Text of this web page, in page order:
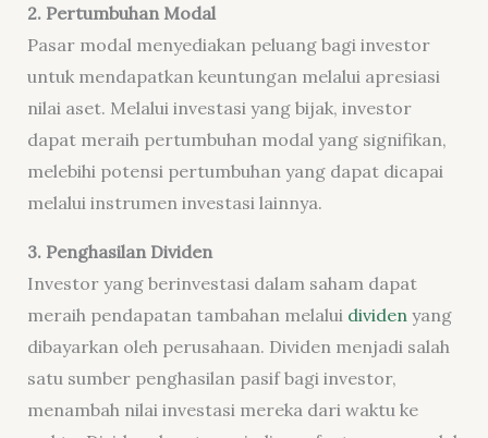
2. Pertumbuhan Modal
Pasar modal menyediakan peluang bagi investor
untuk mendapatkan keuntungan melalui apresiasi
nilai aset. Melalui investasi yang bijak, investor
dapat meraih pertumbuhan modal yang signifikan,
melebihi potensi pertumbuhan yang dapat dicapai
melalui instrumen investasi lainnya.
3. Penghasilan Dividen
Investor yang berinvestasi dalam saham dapat
meraih pendapatan tambahan melalui dividen yang
dibayarkan oleh perusahaan. Dividen menjadi salah
satu sumber penghasilan pasif bagi investor,
menambah nilai investasi mereka dari waktu ke